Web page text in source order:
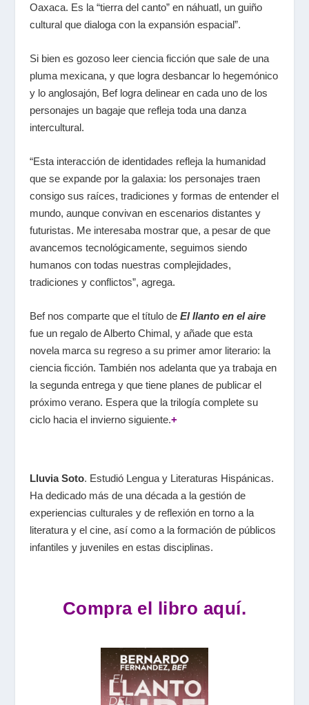
Oaxaca. Es la “tierra del canto” en náhuatl, un guiño
cultural que dialoga con la expansión espacial”.
Si bien es gozoso leer ciencia ficción que sale de una
pluma mexicana, y que logra desbancar lo hegemónico
y lo anglosajón, Bef logra delinear en cada uno de los
personajes un bagaje que refleja toda una danza
intercultural.
“Esta interacción de identidades refleja la humanidad
que se expande por la galaxia: los personajes traen
consigo sus raíces, tradiciones y formas de entender el
mundo, aunque convivan en escenarios distantes y
futuristas. Me interesaba mostrar que, a pesar de que
avancemos tecnológicamente, seguimos siendo
humanos con todas nuestras complejidades,
tradiciones y conflictos”, agrega.
Bef nos comparte que el título de El llanto en el aire
fue un regalo de Alberto Chimal, y añade que esta
novela marca su regreso a su primer amor literario: la
ciencia ficción. También nos adelanta que ya trabaja en
la segunda entrega y que tiene planes de publicar el
próximo verano. Espera que la trilogía complete su
ciclo hacia el invierno siguiente.+
Lluvia Soto. Estudió Lengua y Literaturas Hispánicas.
Ha dedicado más de una década a la gestión de
experiencias culturales y de reflexión en torno a la
literatura y el cine, así como a la formación de públicos
infantiles y juveniles en estas disciplinas.
Compra el libro aquí.